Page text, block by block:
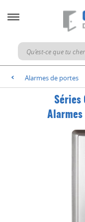
< Alarmes de portes
Séries